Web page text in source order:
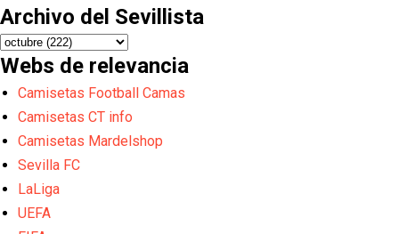
Archivo del Sevillista
Webs de relevancia
Camisetas Football Camas
Camisetas CT info
Camisetas Mardelshop
Sevilla FC
LaLiga
UEFA